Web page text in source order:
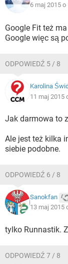
6 maj 2015 o
Google Fit też
Google więc są
ODPOWIEDŹ 5 / 8
Karolina
11 maj 2015
Jak darmowa to
Ale jest też kilka
siebie podobne.
ODPOWIEDŹ 6 / 8
Sanokfan
13 maj 2015
tylko Runnastik.
ODPOWIEDŹ 7 / 8